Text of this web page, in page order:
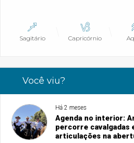
Sagitário Capricórnio
Você viu?
Há 2 meses
Agenda no interior:
percorre cavalgadas
articulações na